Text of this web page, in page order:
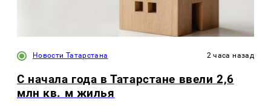
Новости Татарстана 2 часа назад
С начала года в Татарстане ввели 2,6
млн кв. м жилья